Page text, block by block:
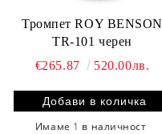
Тромпет ROY BENSON
TR-101 черен
€265.87
520.00лв.
Имаме 1 в наличност